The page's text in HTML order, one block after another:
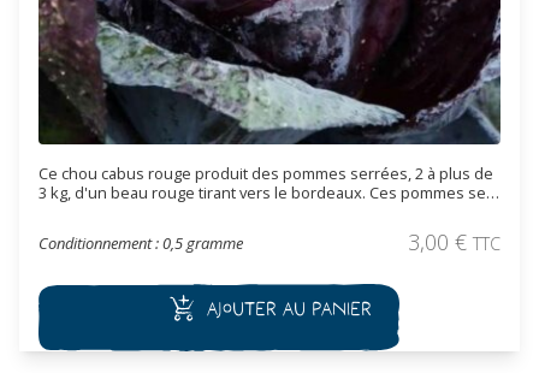
Ce chou cabus rouge produit des pommes serrées, 2 à plus de
3 kg, d'un beau rouge tirant vers le bordeaux. Ces pommes se
Conditionnement : 0,5 gramme 3,00 € TTC
Ajouter au panier